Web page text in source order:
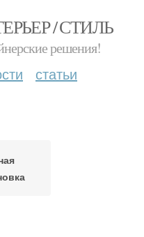
/ СТИЛЬ
решения!
статьи